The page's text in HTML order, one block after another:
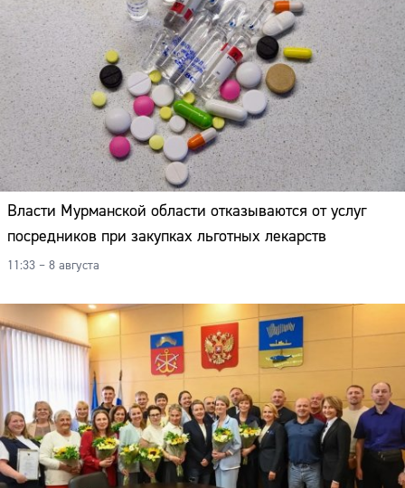
Власти Мурманской области отказываются от услуг
посредников при закупках льготных лекарств
11:33 – 8 августа